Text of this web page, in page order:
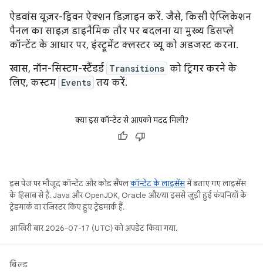
ऐडवांस यूज़र-ड्रिवन ऐक्शन डिज़ाइन करें. जैसे, किसी ऐप्लिकेशन
पैनल का साइज़ डाइनैमिक तौर पर बदलना या मुख्य डिसप्ले
कॉन्टेंट के आधार पर, इंस्ट्रूमेंट क्लस्टर व्यू को अडजस्ट करना.
खास, नॉन-सिस्टम-स्टैंडर्ड Transitions को ट्रिगर करने के
लिए, कस्टम Events तय करें.
क्या इस कॉन्टेंट से आपको मदद मिली?
इस पेज पर मौजूद कॉन्टेंट और कोड सैंपलकॉन्टेंट के लाइसेंसमें बताए गए लाइसेंस
के हिसाब से हैं. Java और OpenJDK, Oracle और/या इससे जुड़ी हुई कंपनियों के
ट्रेडमार्क या रजिस्टर किए हुए ट्रेडमार्क हैं.
आखिरी बार 2026-07-17 (UTC) को अपडेट किया गया.
बिल्ड